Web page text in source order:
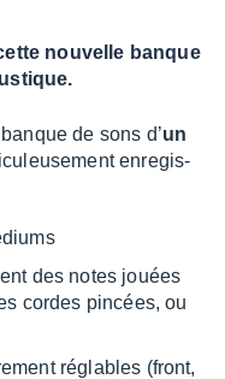
nouvelle banque
de sons d’un
enre­gis­
des notes jouées
cordes pincées, ou
réglables (front,